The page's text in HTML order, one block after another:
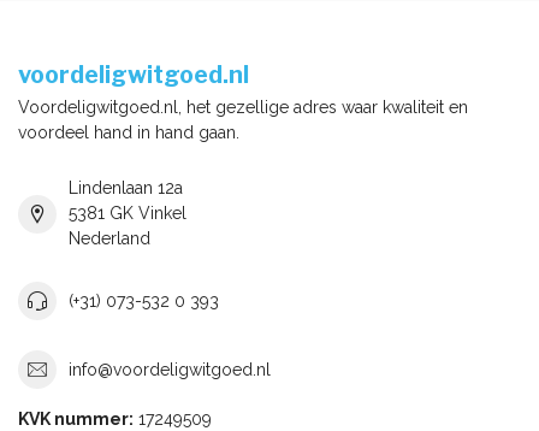
voordeligwitgoed.nl
Voordeligwitgoed.nl, het gezellige adres waar kwaliteit en
voordeel hand in hand gaan.
Lindenlaan 12a
5381 GK Vinkel
Nederland
(+31) 073-532 0 393
info@voordeligwitgoed.nl
KVK nummer: 17249509